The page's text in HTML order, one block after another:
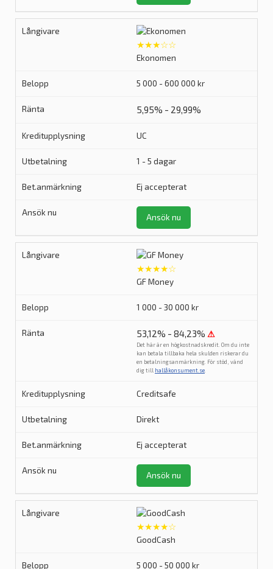
★★★☆☆
Ekonomen
5 000 - 600 000 kr
5,95% - 29,99%
UC
1 - 5 dagar
Ej accepterat
Ansök nu
★★★★☆
GF Money
1 000 - 30 000 kr
53,12% - 84,23% ⚠
Det här är en högkostnadskredit. Om du inte
kan betala tillbaka hela skulden riskerar du
en betalningsanmärkning. För stöd, vänd
dig till hallåkonsument.se
Creditsafe
Direkt
Ej accepterat
Ansök nu
★★★★☆
GoodCash
5 000 - 50 000 kr